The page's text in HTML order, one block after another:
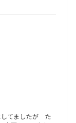
てましたが た